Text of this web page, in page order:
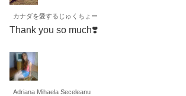
カナダを愛するじゅくちょー
Thank you so much❣️
Adriana Mihaela Seceleanu